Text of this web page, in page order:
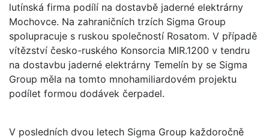
lutínská firma podílí na dostavbě jaderné elektrárny
Mochovce. Na zahraničních trzích Sigma Group
spolupracuje s ruskou společností Rosatom. V případě
vítězství česko-ruského Konsorcia MIR.1200 v tendru
na dostavbu jaderné elektrárny Temelín by se Sigma
Group měla na tomto mnohamiliardovém projektu
podílet formou dodávek čerpadel.
V posledních dvou letech Sigma Group každoročně